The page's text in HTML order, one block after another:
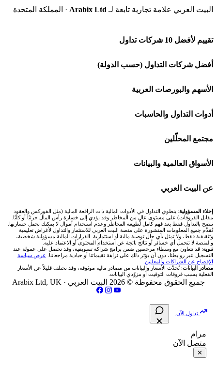
البيت العربي علامة تجارية تابعة لـ Arabix Ltd · المملكة المتحدة
تقييم لأفضل 10 شركات تداول
شركة Capital.com
افاتريد AvaTrade
اكسنس Exness
منصة بينانس
اكس تي بي XTB
انتراكتيف بروكرز IBKR
أفضل شركات التداول (حسب الدولة)
شركات تداول في السعودية
شركات تداول في الإمارات
شركات تداول في الكويت
شركات تداول في قطر
شركات تداول في الأردن
شركات تداول في العراق
شركات تداول في فلسطين
الأسهم والبورصات العربية
🌍 كل البورصات العربية
🇸🇦 السوق السعودية
🇦🇪 أسواق الإمارات
🇪🇬 البورصة المصرية
🇶🇦 بورصة قطر
🇯🇴 بورصة عمّان
🇧🇭 بورصة البحرين
فلتر الأسهم الشرعي
أدوات التداول والحاسبات
🕌 حاسبة الزكاة
💱 محول العملات
🧮 حاسبة حجم اللوت
📊 حاسبة قيمة النقطة
💰 حاسبة ربح الفوركس
📌 حاسبة النقاط المحورية
📏 حاسبة حجم المركز
📈 حاسبة عائد التداول
📊 حاسبة الربح التراكمي
مجتمع المحلّلين
🧱 حائط المجتمع
🏆 لوحة المحلّلين
✍️ اكتب تحليلك
الأسواق العالمية والبيانات
🌐 المؤشرات العالمية
🥇 سعر الذهب اليوم
🥇 أسعار الذهب والمعادن
💱 أسعار العملات والفوركس
💵 سعر الريال السعودي في مصر
📅 المؤشرات الاقتصادية
عن البيت العربي
من نحن
تواصل معنا
فريق المؤلفين
مقالات تعليمية
سياسة تقييم الشركات
الإبلاغ عن شركة نصابة
إخلاء المسؤولية: ينطوي التداول في الأدوات المالية ذات الرافعة المالية (مثل الفوركس والعقود
مقابل الفروقات) على مستوى عالٍ من المخاطر وقد يؤدي إلى خسارة رأس المال جزئيًا أو كليًا.
ننصح بالتداول فقط بعد فهم كامل لطبيعة المخاطر وعدم استخدام أموال لا يمكنك تحمل خسارتها.
تُقدَّم جميع المعلومات المنشورة على منصة البيت العربي للاستثمار والتداول لأغراض تعليمية
وتثقيفية فقط، ولا تمثل بأي حال توصية مالية أو استثمارية. القرارات المالية مسؤولية شخصية،
والمنصة لا تتحمل أي خسائر أو نتائج ناتجة عن استخدام المحتوى أو الاعتماد عليه.
تنويه: قد نتعاون مع وسطاء مرخصين ضمن برامج شراكة تسويقية، وقد نحصل على عمولة عند
التسجيل عبر روابطنا، دون أن يؤثر ذلك على نزاهة تقييماتنا أو حيادية مراجعاتنا. عرض سياسة
الإفصاح عن الشراكات والمعلنين
مصادر البيانات: تُحدَّث الأسعار والبيانات من مصادر مالية موثوقة، وقد تختلف قليلاً عن الأسعار
الفعلية بسبب فروقات التوقيت أو مزوّدي البيانات.
جميع الحقوق محفوظة © 2026 البيت العربي · Arabix Ltd, UK
تداول الآن
مرام
متصل الآن
✕